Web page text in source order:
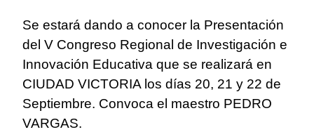
Se estará dando a conocer la Presentación
del V Congreso Regional de Investigación e
Innovación Educativa que se realizará en
CIUDAD VICTORIA los días 20, 21 y 22 de
Septiembre. Convoca el maestro PEDRO
VARGAS.